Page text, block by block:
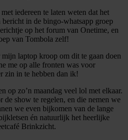
iedereen te laten weten dat het
in de bingo-whatsapp groep
op het forum van Onetime, en
van Tombola zelf!
laptop kroop om dit te gaan doen
me op alle fronten was voor
zin in te hebben dan ik!
op zo’n maandag veel lol met elkaar.
de show te regelen, en die nemen we
we even bijkomen van de lange
én natuurlijk het heerlijke
Brinkzicht.